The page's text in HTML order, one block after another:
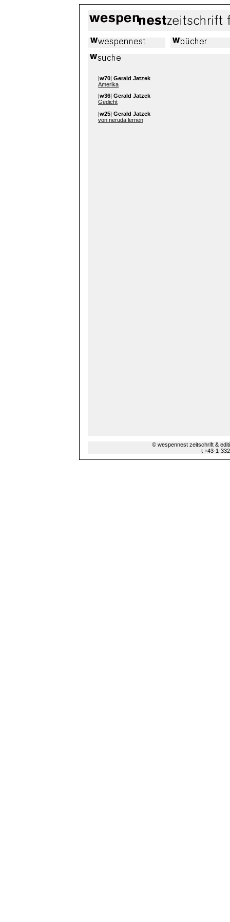
|w70| Gerald Jatzek
Amerika
w36 Gerald Jatzek
Gedicht
|w25| Gerald Jatzek
von neruda lernen
© wespennest zeitschrift &
t +43-1-